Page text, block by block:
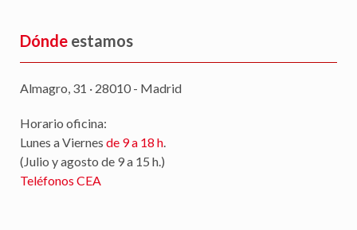
Dónde estamos
Almagro, 31 · 28010 - Madrid
Horario oficina:
Lunes a Viernes de 9 a 18 h.
(Julio y agosto de 9 a 15 h.)
Teléfonos CEA